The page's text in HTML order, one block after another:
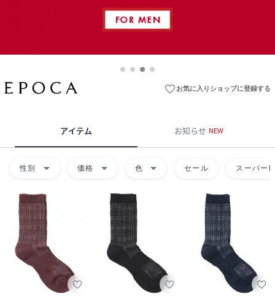
favorite_borderお気に入りショップに登録する
アイテム お知らせ NEW
性別 arrow_drop_down 価格 arrow_drop_down 色 arrow_drop_down セール スーパー